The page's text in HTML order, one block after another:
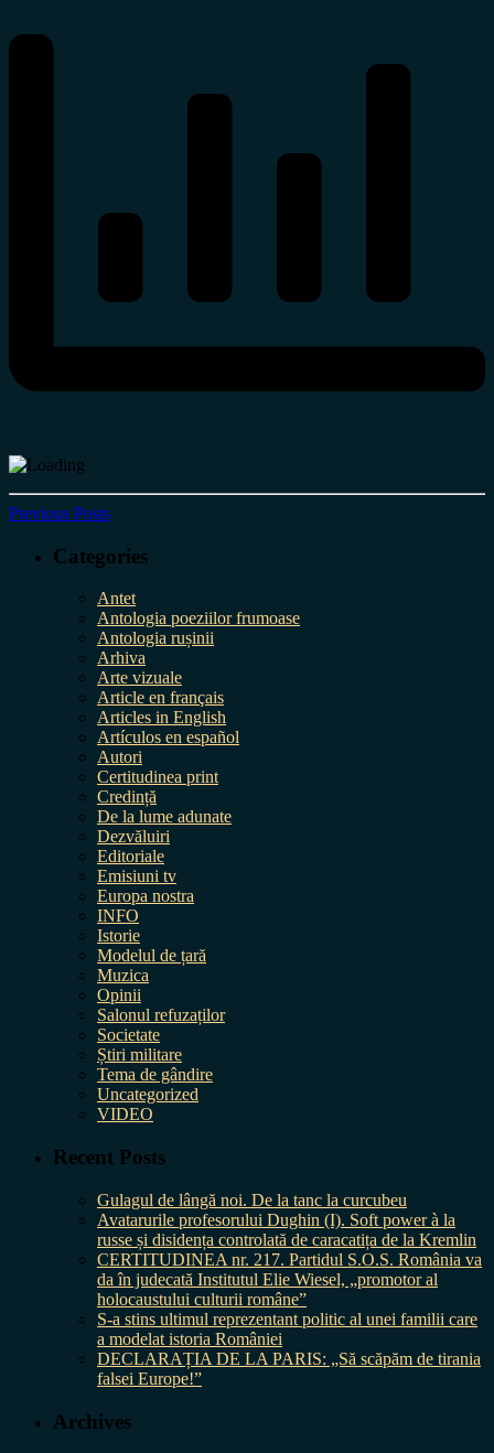
Previous Posts
Categories
Antet
Antologia poeziilor frumoase
Antologia rușinii
Arhiva
Arte vizuale
Article en français
Articles in English
Artículos en español
Autori
Certitudinea print
Credință
De la lume adunate
Dezvăluiri
Editoriale
Emisiuni tv
Europa nostra
INFO
Istorie
Modelul de țară
Muzica
Opinii
Salonul refuzaților
Societate
Știri militare
Tema de gândire
Uncategorized
VIDEO
Recent Posts
Gulagul de lângă noi. De la tanc la curcubeu
Avatarurile profesorului Dughin (I). Soft power à la
russe și disidența controlată de caracatița de la Kremlin
CERTITUDINEA nr. 217. Partidul S.O.S. România va
da în judecată Institutul Elie Wiesel, „promotor al
holocaustului culturii române”
S-a stins ultimul reprezentant politic al unei familii care
a modelat istoria României
DECLARAȚIA DE LA PARIS: „Să scăpăm de tirania
falsei Europe!”
Archives